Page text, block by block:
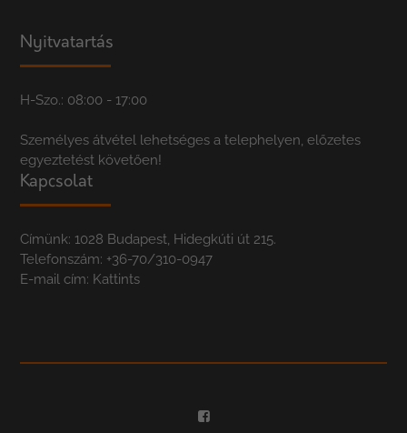
Nyitvatartás
H-Szo.: 08:00 - 17:00
Személyes átvétel lehetséges a telephelyen, előzetes
egyeztetést követően!
Kapcsolat
Címünk: 1028 Budapest, Hidegkúti út 215.
Telefonszám: +36-70/310-0947
E-mail cím: Kattints